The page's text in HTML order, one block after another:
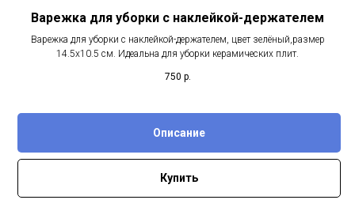
Варежка для уборки с наклейкой-держателем
Варежка для уборки с наклейкой-держателем, цвет зелёный,размер
14.5х10.5 см. Идеальна для уборки керамических плит.
750 р.
Описание
Купить